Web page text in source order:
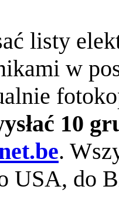
listy
w
10
.
USA, do